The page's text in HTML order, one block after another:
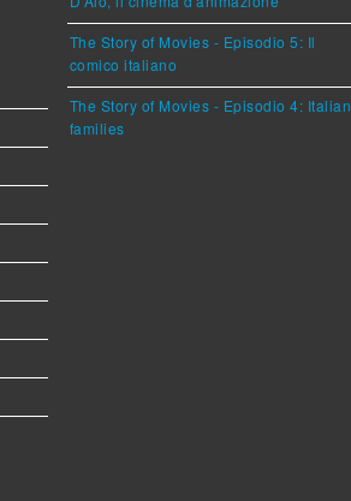
The Story of Movies - Episodio 5: Il
comico italiano
The Story of Movies - Episodio 4: Italian
families